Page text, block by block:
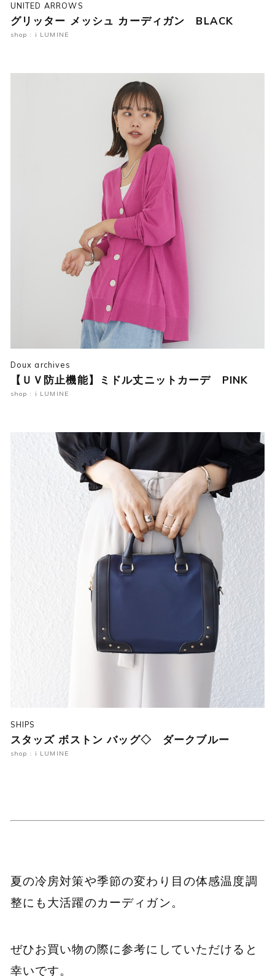
UNITED ARROWS
グリッター メッシュ カーディガン BLACK
shop : i LUMINE
Doux archives
【ＵＶ防止機能】ミドル丈ニットカーデ PINK
shop : i LUMINE
SHIPS
スタッズ ボストン バッグ◇ ダークブルー
shop : i LUMINE
夏の冷房対策や季節の変わり目の体感温度調
整にも大活躍のカーディガン。
ぜひお買い物の際に参考にしていただけると
幸いです。